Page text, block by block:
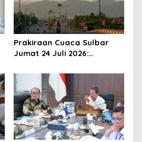
Prakiraan Cuaca Sulbar
Jumat 24 Juli 2026:
Daerah Pesisir Cerah